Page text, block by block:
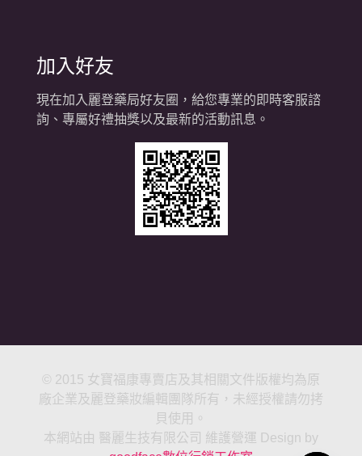
NT$ 1,800。
加入好友
現在加入麗登藥局好友圈，給您專業的即時客服諮
詢、專屬好禮抽獎以及最新的活動訊息。
© 2015 女寶福康專賣店及其相關文件版權均為原
廠企業及麗登藥妝編輯團隊所有，未經授權請勿拷
貝使用。
本網站由 醫麗生技有限公司 維護營運 Design by